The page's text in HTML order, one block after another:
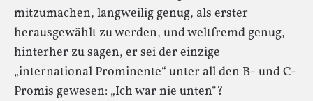
mitzumachen, langweilig genug, als erster
herausgewählt zu werden, und weltfremd genug,
hinterher zu sagen, er sei der einzige
„international Prominente“ unter all den B- und C-
Promis gewesen: „Ich war nie unten“?